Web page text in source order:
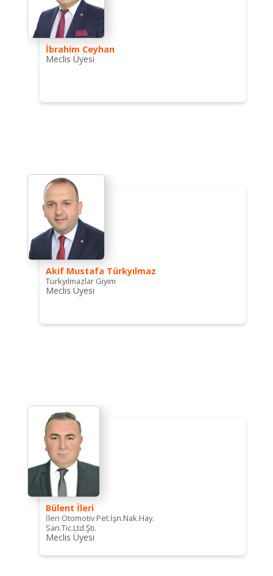
İbrahim Ceyhan
Meclis Üyesi
Akif Mustafa Türkyılmaz
Türkyılmazlar Giyim
Meclis Üyesi
Bülent İleri
İleri Otomotiv Pet.İşn.Nak.Hay.
San.Tic.Ltd.Şti.
Meclis Üyesi